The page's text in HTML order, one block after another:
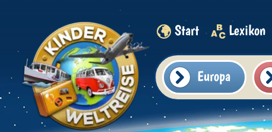
Start Lexikon
Europa